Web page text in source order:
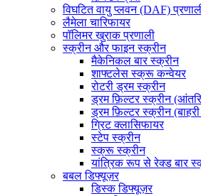
विघटित वायु प्लवन (DAF)
लैमेला चारिफायर
पॉलिमर खुराक प्रणाली
स्क्रीन और फाइन स्क्रीन
मैकेनिकल बार स्क्रीन
शाफ्टलेस स्क्रू कन्वेयर
रोटरी ड्रम स्क्रीन
ड्रम फ़िल्टर स्क्रीन
ड्रम फ़िल्टर स्क्रीन
ग्रिट क्लासिफायर
स्टेप स्क्रीन
स्क्रू स्क्रीन
यांत्रिक रूप से रेक्ड बार
बबल डिफ्यूज़र
डिस्क डिफ्यूज़र